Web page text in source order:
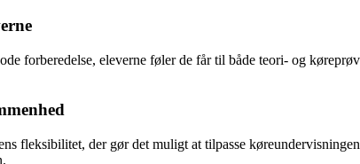
forberedelse, eleverne føler de får til både teori- og
fleksibilitet, der gør det muligt at tilpasse